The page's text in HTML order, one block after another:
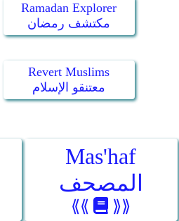
Ramadan Explorer
مكتشف رمضان
Revert Muslims
معتنقو الإسلام
Mas'haf
المصحف
⟪⟪ ⟫⟫